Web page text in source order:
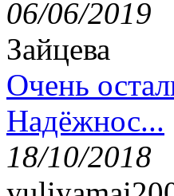
06/06/2019
Зайцева
Очень
Надёжнос...
18/10/2018